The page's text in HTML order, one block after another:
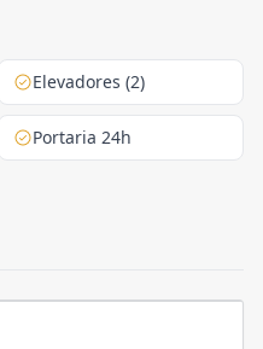
Elevadores (2)
Portaria 24h